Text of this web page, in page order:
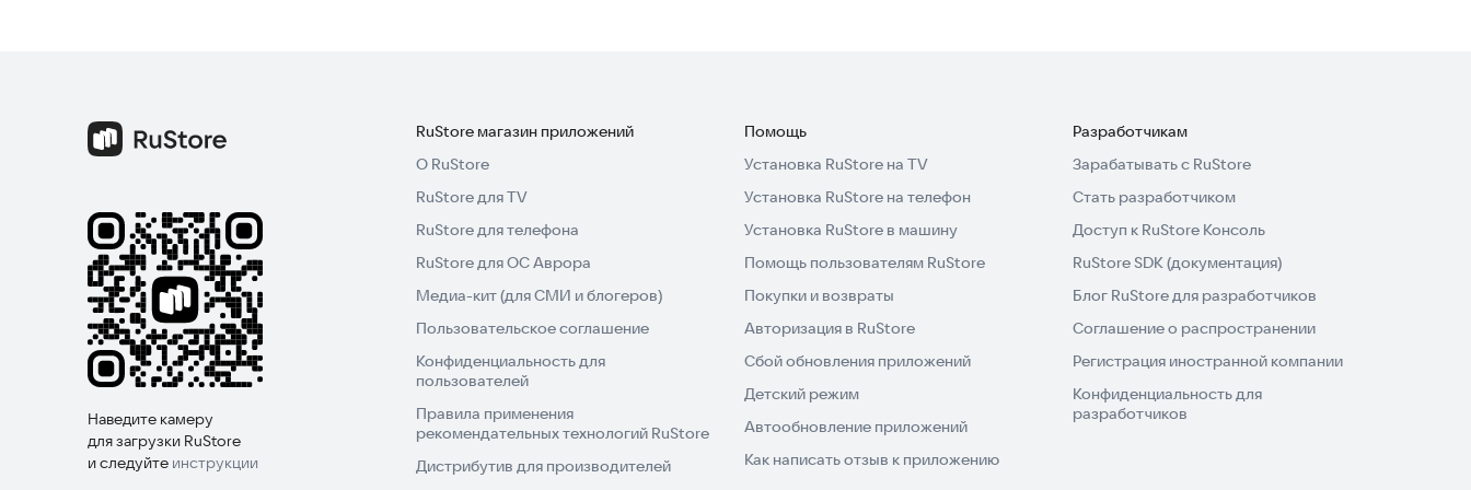
Наведите камеру
для загрузки RuStore
и следуйте инструкции
RuStore магазин приложений
О RuStore
RuStore для TV
RuStore для телефона
RuStore для ОС Аврора
Медиа-кит (для СМИ и блогеров)
Пользовательское соглашение
Конфиденциальность для
пользователей
Правила применения
рекомендательных технологий RuStore
Дистрибутив для производителей
Помощь
Установка RuStore на TV
Установка RuStore на телефон
Установка RuStore в машину
Помощь пользователям RuStore
Покупки и возвраты
Авторизация в RuStore
Сбой обновления приложений
Детский режим
Автообновление приложений
Как написать отзыв к приложению
Разработчикам
Зарабатывать с RuStore
Стать разработчиком
Доступ к RuStore Консоль
RuStore SDK (документация)
Блог RuStore для разработчиков
Соглашение о распространении
Регистрация иностранной компании
Конфиденциальность для
разработчиков